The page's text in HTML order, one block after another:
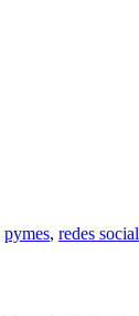
pymes, redes